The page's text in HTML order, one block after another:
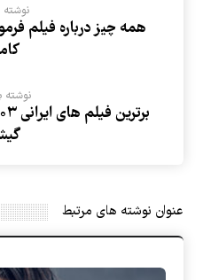
نوشته
نوشته
عنوان ‫نوشته های مرتبط